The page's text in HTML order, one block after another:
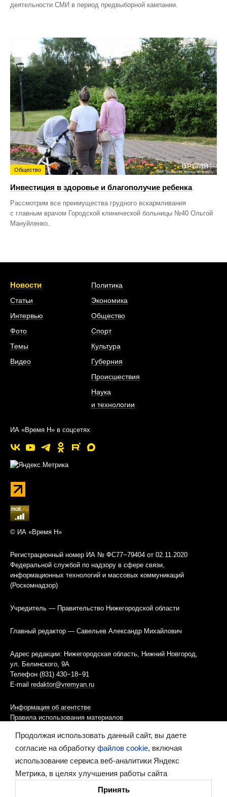
деятельности СМИ в период предвыборной кампании.
Общество
Инвестиция в здоровье и благополучие ребенка
Рассмотрим все преимущества грудного вскармливания
с главным врачом Городской клинической больницы №40 Ольгой
Мануйленко.
Новости
Статьи
Интервью
Фото
Темы
Видео
Политика
Экономика
Общество
Спорт
Культура
Губерния
Происшествия
Наука
и технологии
ИА «Время Н» в соцсетях
© ИА «Время Н»
Регистрационный номер ИА № ФС77−79404 от 02.11.2020
Федеральной службой по надзору в сфере связи,
информационных технологий и массовых коммуникаций
(Роскомнадзор)
Учредитель — Правительство Нижегородской области
Главный редактор — Савельев Александр Михайлович
Адрес редакции: Нижегородская область, Нижний Новгород,
ул. Белинского, 9А
Телефон (831) 430−18−91
E-mail redaktor@vremyan.ru
Информация об агентстве
Правила использования материалов
Информационная политика использования «cookies»-файлов
Ресурс содержит материалы 16+
Продолжая использовать данный сайт, вы даете
согласие на обработку файлов cookie, включая
использование сервиса веб-аналитики Яндекс
Метрика, в целях улучшения работы сайта
Принять